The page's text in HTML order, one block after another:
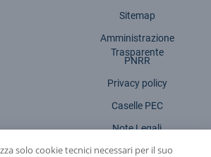
Sitemap
Amministrazione
Trasparente
PNRR
Privacy policy
Caselle PEC
Note Legali
Dichiarazione accessibilità
solo cookie tecnici necessari per il suo